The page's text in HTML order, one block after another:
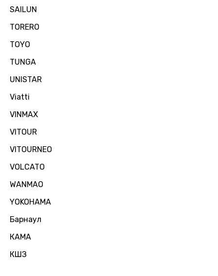
SAILUN
TORERO
TOYO
TUNGA
UNISTAR
Viatti
VINMAX
VITOUR
VITOURNEO
VOLCATO
WANMAO
YOKOHAMA
Барнаул
КАМА
КШЗ